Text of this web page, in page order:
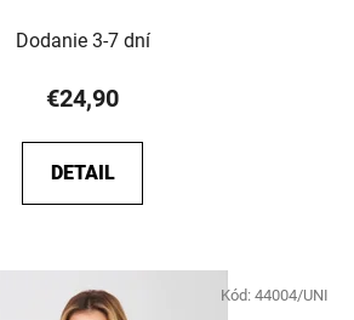
Dodanie 3-7 dní
€24,90
DETAIL
Kód: 44004/UNI